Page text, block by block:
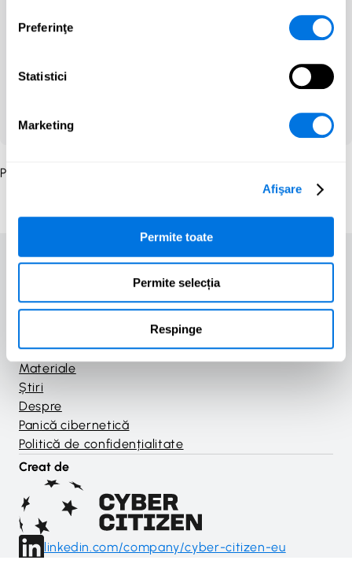
Preferinţe
Statistici
Marketing
Afişare
Permite toate
Permite selecția
Respinge
Am detectat că folosești limba Română pe site.
Dorești să comuți la conținutul pentru Română?
Please select a country.
Acasă
Jocuri
Materiale
Știri
Despre
Panică cibernetică
Politică de confidențialitate
Creat de
linkedin.com/company/cyber-citizen-eu